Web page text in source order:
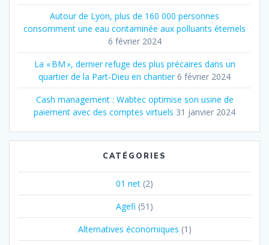
Autour de Lyon, plus de 160 000 personnes
consomment une eau contaminée aux polluants éternels
6 février 2024
La « BM », dernier refuge des plus précaires dans un
quartier de la Part‐Dieu en chantier 6 février 2024
Cash management : Wabtec optimise son usine de
paiement avec des comptes virtuels 31 janvier 2024
CATÉGORIES
01 net (2)
Agefi (51)
Alternatives économiques (1)